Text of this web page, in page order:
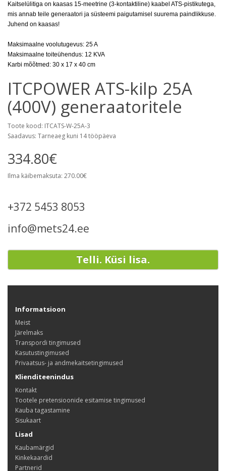
Kaitselülitiga on kaasas 15-meetrine (3-kontaktiline) kaabel ATS-pistikutega,
mis annab teile generaatori ja süsteemi paigutamisel suurema paindlikkuse.
Juhend on kaasas!
Maksimaalne voolutugevus: 25 A
Maksimaalne toiteühendus: 12 KVA
Karbi mõõtmed: 30 x 17 x 40 cm
ITCPOWER ATS-kilp 25A
(400V) generaatoritele
Toote kood: ITCATS-W-25A-3
Saadavus: Tarneaeg kuni 14 tööpäeva
334.80€
Ilma käibemaksuta: 270.00€
+372 5453 8053
info@mets24.ee
Telli. Küsi lisa.
Informatsioon
Meist
Järelmaks
Transpordi tingimused
Kasutustingimused
Privaatsus- ja andmekaitsetingimused
Klienditeenindus
Kontakt
Tootele pretensioonide esitamise tingimused
Kauba tagastamine
Sisukaart
Lisad
Kaubamärgid
Kinkekaardid
Partnerid